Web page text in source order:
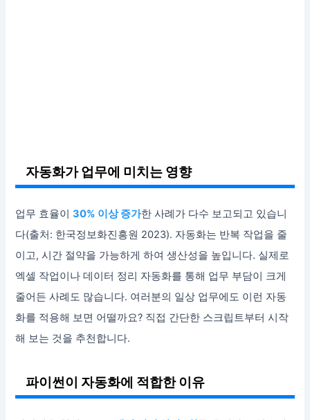
자동화가 업무에 미치는 영향
업무 효율이30% 이상 증가한 사례가 다수 보고되고 있습니
다(출처: 한국정보화진흥원 2023). 자동화는 반복 작업을 줄
이고, 시간 절약을 가능하게 하여 생산성을 높입니다. 실제로
엑셀 작업이나 데이터 정리 자동화를 통해 업무 부담이 크게
줄어든 사례도 많습니다. 여러분의 일상 업무에도 이런 자동
화를 적용해 보면 어떨까요? 직접 간단한 스크립트부터 시작
해 보는 것을 추천합니다.
파이썬이 자동화에 적합한 이유